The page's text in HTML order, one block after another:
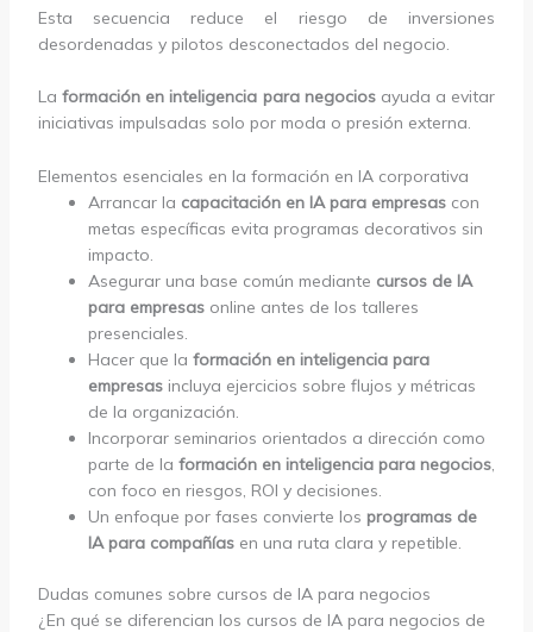
Esta secuencia reduce el riesgo de inversiones
desordenadas y pilotos desconectados del negocio.
La formación en inteligencia para negociosayuda a evitar
iniciativas impulsadas solo por moda o presión externa.
Elementos esenciales en la formación en IA corporativa
Arrancar la capacitación en IA para empresascon
metas específicas evita programas decorativos sin
impacto.
Asegurar una base común mediante cursos de IA
para empresasonline antes de los talleres
presenciales.
Hacer que la formación en inteligencia para
empresasincluya ejercicios sobre flujos y métricas
de la organización.
Incorporar seminarios orientados a dirección como
parte de la formación en inteligencia para negocios,
con foco en riesgos, ROI y decisiones.
Un enfoque por fases convierte los programas de
IA para compañíasen una ruta clara y repetible.
Dudas comunes sobre cursos de IA para negocios
¿En qué se diferencian los cursos de IA para negocios de